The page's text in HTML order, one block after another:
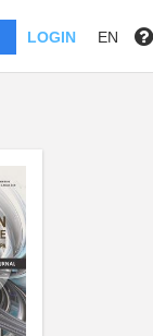
LOGIN EN